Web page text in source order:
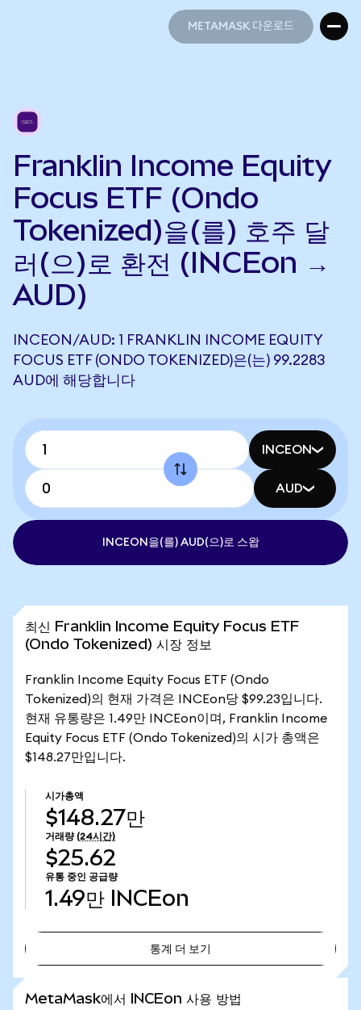
METAMASK 다운로드
Franklin Income Equity
Focus ETF (Ondo
Tokenized)을(를) 호주 달
러(으)로 환전 (INCEon →
AUD)
INCEON/AUD: 1 FRANKLIN INCOME EQUITY
FOCUS ETF (ONDO TOKENIZED)은(는) 99.2283
AUD에 해당합니다
INCEON
AUD
INCEON을(를) AUD(으)로 스왑
최신 Franklin Income Equity Focus ETF
(Ondo Tokenized) 시장 정보
Franklin Income Equity Focus ETF (Ondo
Tokenized)의 현재 가격은 INCEon당 $99.23입니다.
현재 유통량은 1.49만 INCEon이며, Franklin Income
Equity Focus ETF (Ondo Tokenized)의 시가 총액은
$148.27만입니다.
시가총액
$148.27만
거래량 (24시간)
$25.62
유통 중인 공급량
1.49만 INCEon
통계 더 보기
MetaMask에서 INCEon 사용 방법